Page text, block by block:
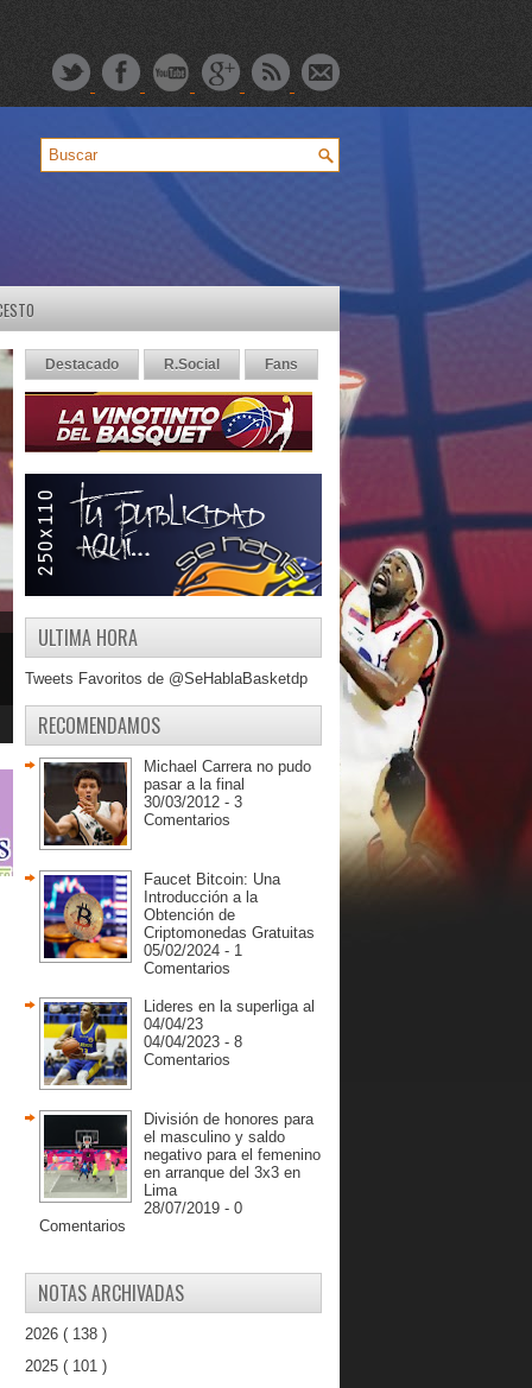
Destacado R.Social Fans
ULTIMA HORA
Tweets Favoritos de @SeHablaBasketdp
RECOMENDAMOS
Michael Carrera no pudo
pasar a la final
30/03/2012 - 3
Comentarios
Faucet Bitcoin: Una
Introducción a la
Obtención de
Criptomonedas Gratuitas
05/02/2024 - 1
Comentarios
Lideres en la superliga al
04/04/23
04/04/2023 - 8
Comentarios
División de honores para
el masculino y saldo
negativo para el femenino
en arranque del 3x3 en
Lima
28/07/2019 - 0
Comentarios
NOTAS ARCHIVADAS
2026 ( 138 )
2025 ( 101 )